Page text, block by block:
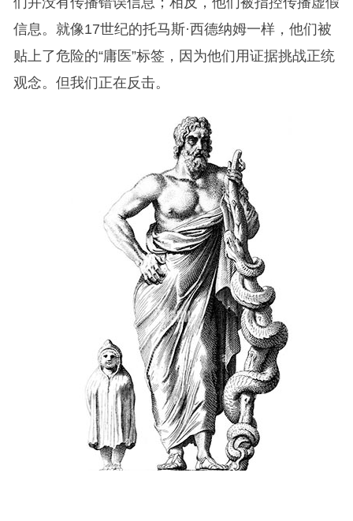
信息。就像17世纪的托马斯·西德纳姆一样，他们被
贴上了危险的“庸医”标签，因为他们用证据挑战正统
观念。但我们正在反击。